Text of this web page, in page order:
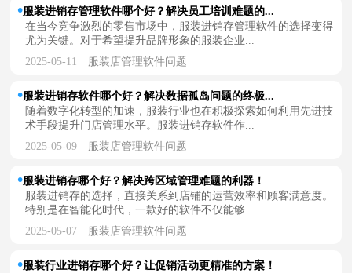
服装进销存管理软件哪个好？解决员工培训难题的...
在当今竞争激烈的零售市场中，服装进销存管理软件的选择变得
尤为关键。对于希望提升品牌形象的服装企业...
2025-05-11 服装店管理软件问题
服装进销存软件哪个好？解决数据孤岛问题的终极...
随着数字化转型的加速，服装行业也在积极探索如何利用先进技
术手段提升门店管理水平。服装进销存软件作...
2025-05-09 服装店管理软件问题
服装进销存哪个好？解决跨区域管理难题的利器！
服装进销存的选择，直接关系到店铺的运营效率和顾客满意度。
特别是在智能化时代，一款好的软件不仅能够...
2025-05-07 服装店管理软件问题
服装行业进销存哪个好？让促销活动更精准的方案！